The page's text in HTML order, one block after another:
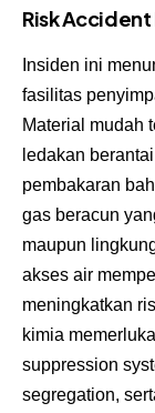
Risk Accident
Insiden ini
fasilitas
Material mudah
ledakan
pembakaran
gas beracun
maupun
akses air
meningkatkan
kimia
suppression
segregation,